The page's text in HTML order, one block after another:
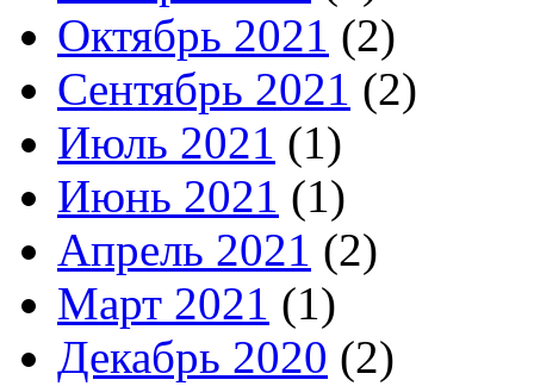
Октябрь 2021 (2)
Сентябрь 2021 (2)
Июль 2021 (1)
Июнь 2021 (1)
Апрель 2021 (2)
Март 2021 (1)
Декабрь 2020 (2)